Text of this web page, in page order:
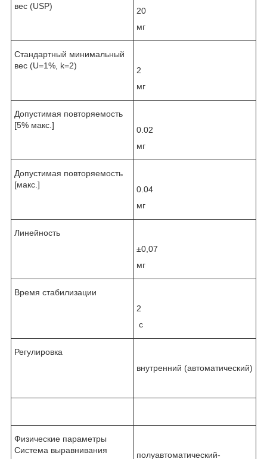
вес (USP)
20
мг
Стандартный минимальный
вес (U=1%, k=2)
2
мг
Допустимая повторяемость
[5% макс.]
0.02
мг
Допустимая повторяемость
[макс.]
0.04
мг
Линейность
±0,07
мг
Время стабилизации
2
с
Регулировка
внутренний (автоматический)
Физические параметры
Система выравнивания
полуавтоматический-